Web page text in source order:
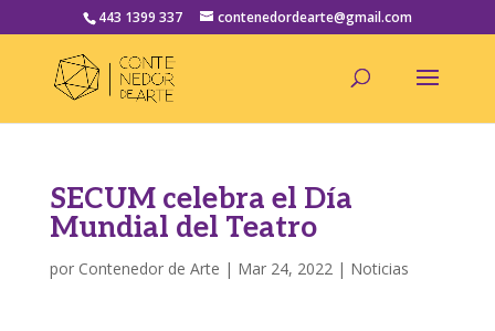
443 1399 337 contenedordearte@gmail.com
SECUM celebra el Día
Mundial del Teatro
por Contenedor de Arte | Mar 24, 2022| Noticias